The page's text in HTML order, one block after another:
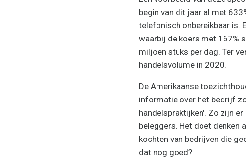
begin van dit jaar al met
telefonisch onbereikbaar is.
waarbij de koers met 167%
miljoen stuks per dag. Ter
handelsvolume in 2020.
De Amerikaanse
informatie over het bedrijf
handelspraktijken'. Zo zijn
beleggers. Het doet denken
kochten van bedrijven die
dat nog goed?